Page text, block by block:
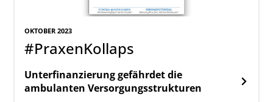
OKTOBER 2023
#PraxenKollaps
Unterfinanzierung gefährdet die
ambulanten Versorgungsstrukturen